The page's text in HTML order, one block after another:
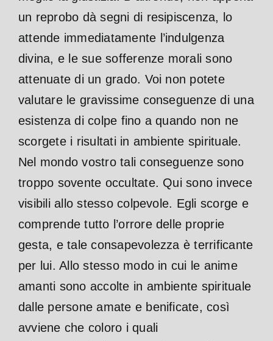
un reprobo dà segni di resipiscenza, lo
attende immediatamente l’indulgenza
divina, e le sue sofferenze morali sono
attenuate di un grado. Voi non potete
valutare le gravissime conseguenze di una
esistenza di colpe fino a quando non ne
scorgete i risultati in ambiente spirituale.
Nel mondo vostro tali conseguenze sono
troppo sovente occultate. Qui sono invece
visibili allo stesso colpevole. Egli scorge e
comprende tutto l’orrore delle proprie
gesta, e tale consapevolezza è terrificante
per lui. Allo stesso modo in cui le anime
amanti sono accolte in ambiente spirituale
dalle persone amate e benificate, così
avviene che coloro i quali